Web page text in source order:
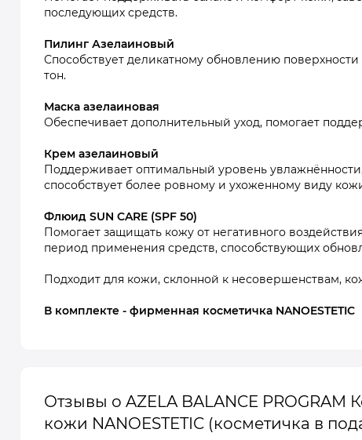
последующих средств.
Пилинг Азелаиновый
Способствует деликатному обновлению
тон.
Маска азелаиновая
Обеспечивает дополнительный уход, помогает
Крем азелаиновый
Поддерживает оптимальный уровень
способствует более ровному и ухоженному виду
Флюид SUN CARE (SPF 50)
Помогает защищать кожу от негативного
период применения средств, способствующих
Подходит для кожи, склонной к несовершенствам,
В комплекте - фирменная косметичка NANOESTETIC
Отзывы о AZELA BALANCE
кожи NANOESTETIC (косметичка в